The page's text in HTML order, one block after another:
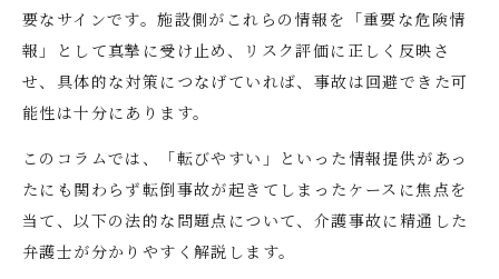
要なサインです。施設側がこれらの情報を「重要な危険情
報」として真摯に受け止め、リスク評価に正しく反映さ
せ、具体的な対策につなげていれば、事故は回避できた可
能性は十分にあります。
このコラムでは、「転びやすい」といった情報提供があっ
たにも関わらず転倒事故が起きてしまったケースに焦点を
当て、以下の法的な問題点について、介護事故に精通した
弁護士が分かりやすく解説します。